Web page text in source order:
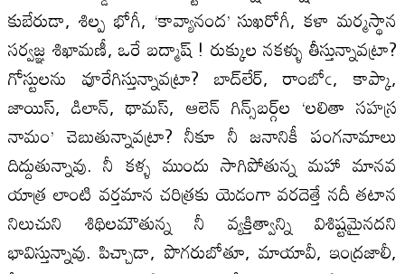
కుబేరుడా, శిల్ప భోగీ, ‘కావ్యానంద’ సుఖరోగీ, కళా మర్మస్థాన
సర్వజ్ఞ శిఖామణీ, ఒరే బద్మాష్‌ ! రుక్కుల నకళ్ళు తీస్తున్నావట్రా?
గోస్టులను వూరేగిస్తున్నావట్రా? బాద్‌లేర్‌, రాంబోఁ, కాప్కా,
జాయిస్‌, డిలాన్‌, థామస్‌, ఆలెన్‌ గిన్స్‌బర్గ్‌ల ‘లలితా సహస్ర
నామం’ చెబుతున్నావట్రా? నీకూ నీ జనానికీ పంగనామాలు
దిద్దుతున్నావు. నీ కళ్ళ ముందు సాగిపోతున్న మహా మానవ
యాత్ర లాంటి వర్తమాన చరిత్రకు యెడంగా వరదెత్తే నదీ తటాన
నిలుచుని శిథిలమౌతున్న నీ వ్యక్తిత్వాన్ని విశిష్టమైనదని
భావిస్తున్నావు. పిచ్చాడా, పొగరుబోతూ, మాయావీ, ఇంద్రజాలీ,